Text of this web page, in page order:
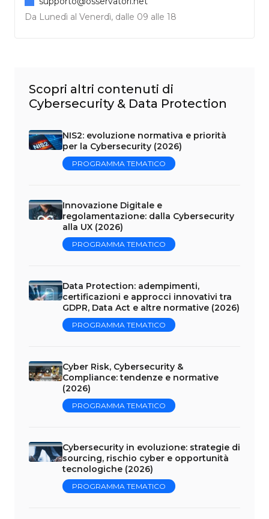
Da Lunedì al Venerdì, dalle 09 alle 18
Scopri altri contenuti di
Cybersecurity & Data Protection
NIS2: evoluzione normativa e priorità
per la Cybersecurity (2026)
PROGRAMMA TEMATICO
Innovazione Digitale e
regolamentazione: dalla Cybersecurity
alla UX (2026)
PROGRAMMA TEMATICO
Data Protection: adempimenti,
certificazioni e approcci innovativi tra
GDPR, Data Act e altre normative (2026)
PROGRAMMA TEMATICO
Cyber Risk, Cybersecurity &
Compliance: tendenze e normative
(2026)
PROGRAMMA TEMATICO
Cybersecurity in evoluzione: strategie di
sourcing, rischio cyber e opportunità
tecnologiche (2026)
PROGRAMMA TEMATICO